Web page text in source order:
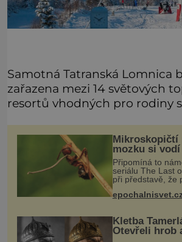
Samotná Tatranská Lomnica
zařazena mezi 14 světových
resortů vhodných pro rodiny
Mikroskopičtí
mozku si
loutku
Připomíná to
seriálu The Last
při představě, že
probíhají v
rozdílem, že
epochalnisvet.cz
Kletba
Otevřeli hrob